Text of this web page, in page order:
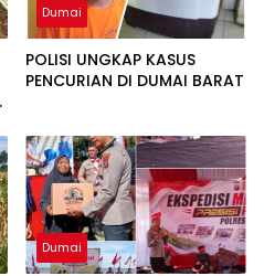
Dumai
POLISI UNGKAP KASUS
PENCURIAN DI DUMAI BARAT
Dumai